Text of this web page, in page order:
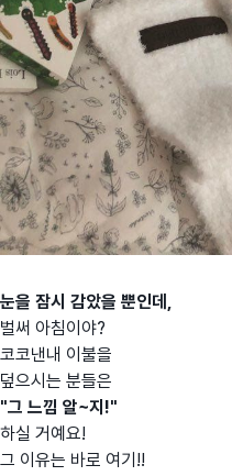
눈을 잠시 감았을 뿐인데,
벌써 아침이야?
코코낸내 이불을
덮으시는 분들은
"그 느낌 알~지!"
하실 거예요!
그 이유는 바로 여기!!